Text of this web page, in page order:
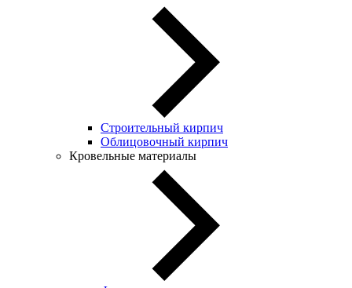
Строительный кирпич
Облицовочный кирпич
Кровельные материалы